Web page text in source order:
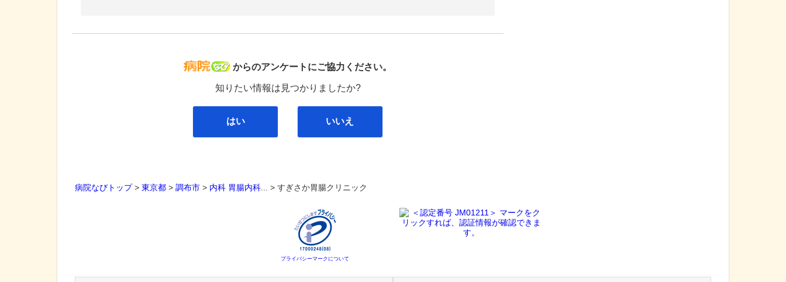
病院なび
からのアンケートにご協力ください。
知りたい情報は見つかりましたか?
はい いいえ
病院なびトップ> 東京都 > 調布市 > 内科 胃腸内科 ... > すぎさか胃腸クリニック
プライバシーマークについて